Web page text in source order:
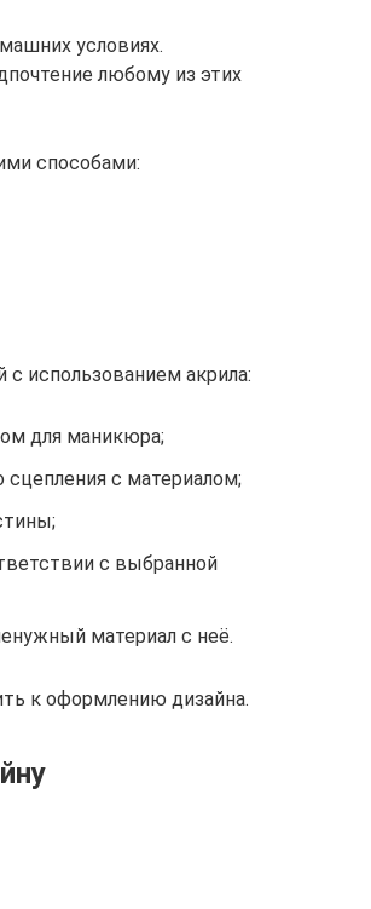
условиях.
любому из этих
способами:
использованием акрила:
для маникюра;
с материалом;
с выбранной
материал с неё.
к оформлению дизайна.